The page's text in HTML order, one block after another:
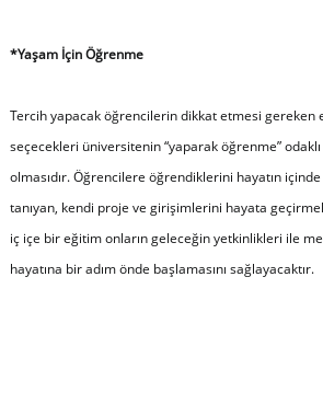
*Yaşam İçin Öğrenme
Tercih yapacak öğrencilerin dikkat etmesi
seçecekleri üniversitenin “yaparak öğrenme”
olmasıdır. Öğrencilere öğrendiklerini hayatın
tanıyan, kendi proje ve girişimlerini hayata
iç içe bir eğitim onların geleceğin yetkinlikleri ile
hayatına bir adım önde başlamasını sağlayacaktır.